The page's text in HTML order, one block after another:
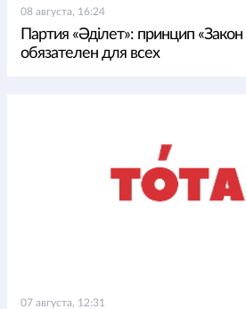
08 августа, 16:24
Партия «Әділет»: принцип
обязателен для всех
07 августа, 12:31